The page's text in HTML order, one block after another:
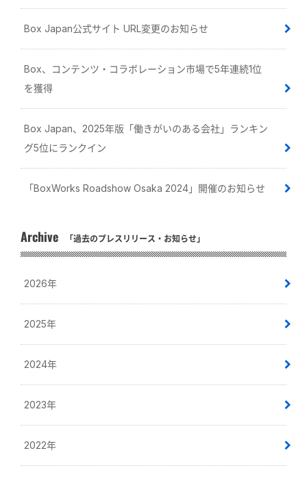
Box Japan公式サイト URL変更のお知らせ
Box、コンテンツ・コラボレーション市場で5年連続1位
を獲得
Box Japan、2025年版「働きがいのある会社」ランキン
グ5位にランクイン
「BoxWorks Roadshow Osaka 2024」開催のお知らせ
Archive 「過去のプレスリリース・お知らせ」
2026年
2025年
2024年
2023年
2022年